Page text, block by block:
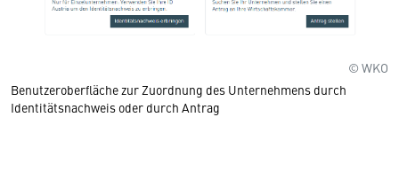
© WKO
Benutzeroberfläche zur Zuordnung des Unternehmens durch
Identitätsnachweis oder durch Antrag